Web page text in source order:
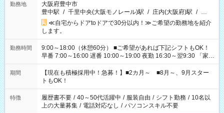
勤務地
大阪府豊中市
豊中駅 / 千里中央(大阪モノレール)駅 / 庄内(大阪府)駅 / …
≪自宅からドアtoドアで30分以内！≫ご希望の勤務地を紹介
します。
勤務時間
9:00～18:00（休憩60分） ■ご希望があれば下記シフトもOK！
早番 7:00～16:00 遅番 10:00～19:00 夜勤 16:30～翌9:30 「家族
と休みを合わせたい」 「余裕を持って夕飯の準備がしたい」
「できれば残業はしたくない」 など、ご希望を教えてください
ね。 ※Wワーク希望の方へ 今ご覧のお仕事で希望する勤務時間
と、もう1つのお仕事の勤務時間。 合計で週40時間を超える場
合は応募できません。
期間
【現在も積極採用中！急募！】■2カ月～ ■8月～、9月スター
トもOK！
特徴 履歴書不要 / 40～50代活躍中 / 服装自由 / シフト勤務 / 10名以
上の大量募集 / 電話対応なし / パソコンスキル不要